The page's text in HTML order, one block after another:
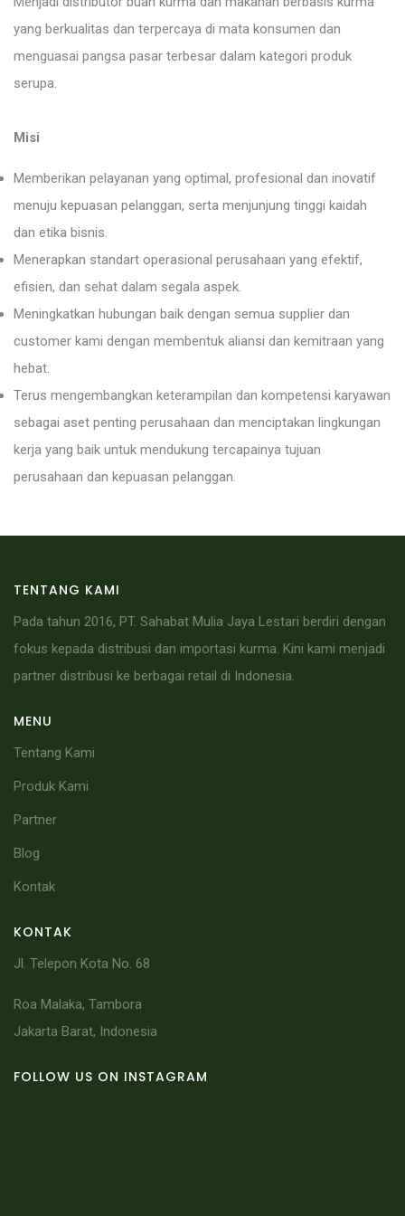
yang berkualitas dan terpercaya di mata konsumen dan
menguasai pangsa pasar terbesar dalam kategori produk
serupa.
Misi
Memberikan pelayanan yang optimal, profesional dan inovatif
menuju kepuasan pelanggan, serta menjunjung tinggi kaidah
dan etika bisnis.
Menerapkan standart operasional perusahaan yang efektif,
efisien, dan sehat dalam segala aspek.
Meningkatkan hubungan baik dengan semua supplier dan
customer kami dengan membentuk aliansi dan kemitraan yang
hebat.
Terus mengembangkan keterampilan dan kompetensi karyawan
sebagai aset penting perusahaan dan menciptakan lingkungan
kerja yang baik untuk mendukung tercapainya tujuan
perusahaan dan kepuasan pelanggan.
TENTANG KAMI
Pada tahun 2016, PT. Sahabat Mulia Jaya Lestari berdiri dengan
fokus kepada distribusi dan importasi kurma. Kini kami menjadi
partner distribusi ke berbagai retail di Indonesia.
MENU
Tentang Kami
Produk Kami
Partner
Blog
Kontak
KONTAK
Jl. Telepon Kota No. 68
Roa Malaka, Tambora
Jakarta Barat, Indonesia
FOLLOW US ON INSTAGRAM